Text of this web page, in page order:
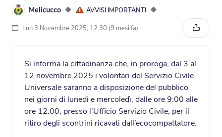
Melicucco ◆ AVVISI IMPORTANTI ◆
Lun 3 Novembre 2025, 12:30 (9 mesi fa)
Si informa la cittadinanza che, in proroga, dal 3 al
12 novembre 2025 i volontari del Servizio Civile
Universale saranno a disposizione del pubblico
nei giorni di lunedì e mercoledì, dalle ore 9:00 alle
ore 12:00, presso l’Ufficio Servizio Civile, per il
ritiro degli scontrini ricavati dall’ecocompattatore.